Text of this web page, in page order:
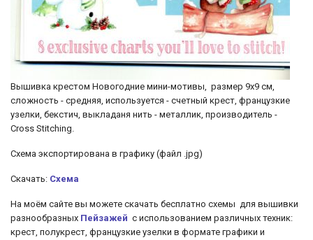
Вышивка крестом Новогодние мини-мотивы, размер 9х9 см,
сложность - средняя, используется - счетный крест, французкие
узелки, бекстич, выкладаня нить - металлик, производитель -
Cross Stitching.
Cхема экспортирована в графику (файл .jpg)
Скачать: Схема
На моём сайте вы можете скачать бесплатно схемы для вышивки
разнообразных Пейзажей с использованием различных техник:
крест, полукрест, французкие узелки в формате графики и